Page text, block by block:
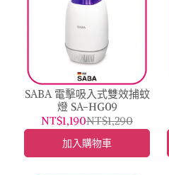
SABA 電擊吸入式雙效捕蚊
燈 SA-HG09
NT$1,190NT$1,290
加入購物車